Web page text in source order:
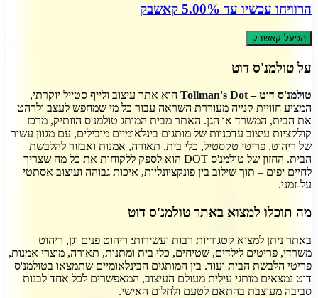
הרוויחו עכשיו עד 5.00% קאשבק
הפעל קאשבק
עלטולמנ'ס דוט
טולמנ'ס דוט – Tollman's Dot
הוא אתר עיצוב ולייף סטייל יוקרתי,
המציע חוויית קנייה מעוררת השראה עבור כל מי שמחפש לעצב ולרהט
את הבית, המשרד או הגן. האתר מבית המותג טולמנ'ס הוותיק, מרכז
קולקציות עיצוב עדכניות של מותגים בינלאומיים מובילים, עם מגוון עשיר
של ריהוט, פריטי טקסטיל, כלי בית, תאורה, אמנות ואבזור להלבשת
הבית. החזון של טולמנ'ס DOT הוא לספק ללקוחות את כל מה שצריך
לחיים יפים – תוך שילוב בין פונקציונליות, איכות גבוהה ועיצוב אסתטי
על-זמני.
מה תוכלו למצוא באתר טולמנ'ס דוט
באתר ניתן למצוא קטגוריות רבות ועשירות: ריהוט פנים וגן, ריהוט
משרדי, פריטים לילדים, שטיחים, כלי בית ומתנות, תאורה, מוצרי אמנות,
פריטי הלבשת הבית ועוד. בין המותגים הבינלאומיים שתמצאו בטולמנ'ס
דוט נמצאים מותגי עילית מעולם העיצוב, המאפשרים לכל אחד לבנות
סביבה מעוצבת בהתאם לטעם ולחלום האישי.